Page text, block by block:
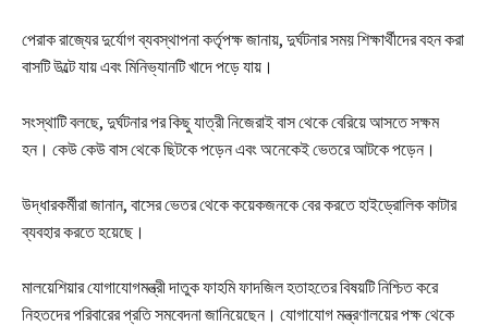
পেরাক রাজ্যের দুর্যোগ ব্যবস্থাপনা কর্তৃপক্ষ জানায়, দুর্ঘটনার সময় শিক্ষার্থীদের বহন করা
বাসটি উল্টে যায় এবং মিনিভ্যানটি খাদে পড়ে যায়।
সংস্থাটি বলছে, দুর্ঘটনার পর কিছু যাত্রী নিজেরাই বাস থেকে বেরিয়ে আসতে সক্ষম
হন। কেউ কেউ বাস থেকে ছিটকে পড়েন এবং অনেকেই ভেতরে আটকে পড়েন।
উদ্ধারকর্মীরা জানান, বাসের ভেতর থেকে কয়েকজনকে বের করতে হাইড্রোলিক কাটার
ব্যবহার করতে হয়েছে।
মালয়েশিয়ার যোগাযোগমন্ত্রী দাতুক ফাহমি ফাদজিল হতাহতের বিষয়টি নিশ্চিত করে
নিহতদের পরিবারের প্রতি সমবেদনা জানিয়েছেন। যোগাযোগ মন্ত্রণালয়ের পক্ষ থেকে